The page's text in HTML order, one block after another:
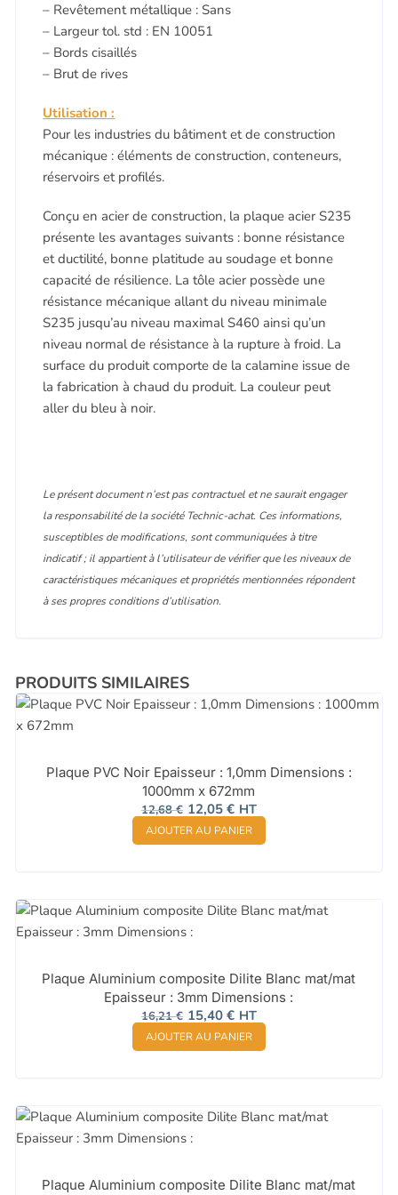
– Revêtement métallique : Sans
– Largeur tol. std : EN 10051
– Bords cisaillés
– Brut de rives
Utilisation :
Pour les industries du bâtiment et de construction
mécanique : éléments de construction, conteneurs,
réservoirs et profilés.
Conçu en acier de construction, la plaque acier S235
présente les avantages suivants : bonne résistance
et ductilité, bonne platitude au soudage et bonne
capacité de résilience. La tôle acier possède une
résistance mécanique allant du niveau minimale
S235 jusqu’au niveau maximal S460 ainsi qu’un
niveau normal de résistance à la rupture à froid. La
surface du produit comporte de la calamine issue de
la fabrication à chaud du produit. La couleur peut
aller du bleu à noir.
Le présent document n’est pas contractuel et ne saurait engager
la responsabilité de la société Technic-achat. Ces informations,
susceptibles de modifications, sont communiquées à titre
indicatif ; il appartient à l’utilisateur de vérifier que les niveaux de
caractéristiques mécaniques et propriétés mentionnées répondent
à ses propres conditions d’utilisation.
PRODUITS SIMILAIRES
Plaque PVC Noir Epaisseur : 1,0mm Dimensions :
1000mm x 672mm
12,68€ Le
prix
initial
était :
12,05 €Le
prix
actuel
est :
HT
AJOUTER AU PANIER
Plaque Aluminium composite Dilite Blanc mat/mat
Epaisseur : 3mm Dimensions :
16,21€ Le
prix
initial
était :
15,40 €Le
prix
actuel
est :
HT
AJOUTER AU PANIER
Plaque Aluminium composite Dilite Blanc mat/mat